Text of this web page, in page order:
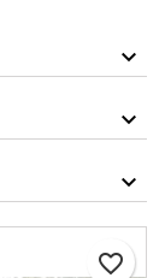
favorite_border